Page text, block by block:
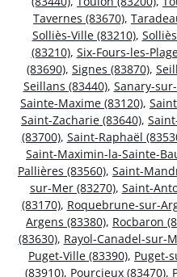
Tavernes (83670),
Solliès-Ville (83210),
(83210), Six-Fours-les-
(83690), Signes (83870),
Seillans (83440), Sanary-
Sainte-Maxime (83120),
Saint-Zacharie (83640),
(83700), Saint-Raphaël
Saint-Maximin-la-Sainte-
Pallières (83560), Saint-
sur-Mer (83270), Saint-
(83170), Roquebrune-sur-
Argens (83380), Rocbaron
(83630), Rayol-Canadel-sur-
Puget-Ville (83390), Puget-
(83910), Pourcieux (83470),